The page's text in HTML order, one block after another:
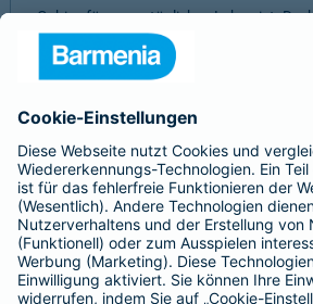
Gebiss für unser tägliches Leben ist.
Anliegen, Ihnen einumfassendes und
Vorsorge-Paketzu bieten. Mit einer
hohen Eigenanteils Abstriche bei
Behandlungen machen. Dabei ist es uns
einen passenden Schutz zu finden.
verschiedenen Tarifendie beste
auswählen.Egal für welches unserer
entscheiden - bei allen unseren Tarifen
Preis-Leistungs-Verhältnis.